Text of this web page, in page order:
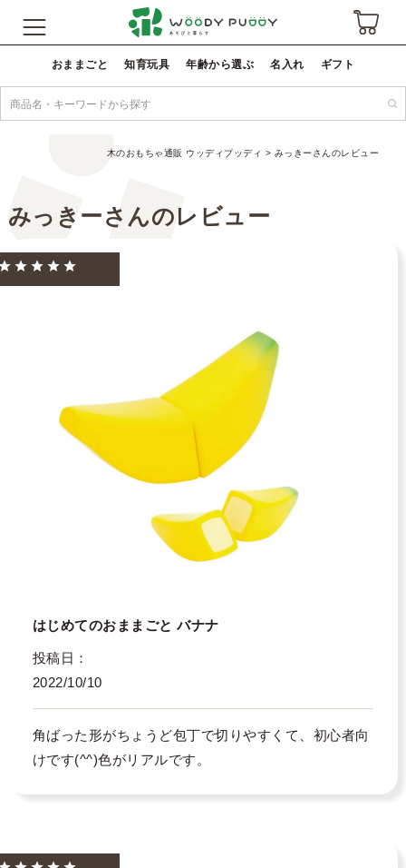
おままごと 知育玩具 年齢から選ぶ 名入れ ギフト
木のおもちゃ通販 ウッディプッディ みっきーさんのレビュー
みっきーさんのレビュー
はじめてのおままごと バナナ
投稿日
2022/10/10
角ばった形がちょうど包丁で切りやすくて、初心者向
けです(^^)色がリアルです。